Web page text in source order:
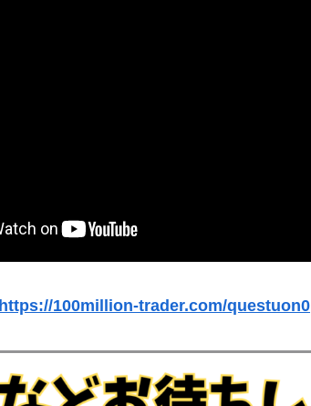
https://100million-trader.com/questuon0